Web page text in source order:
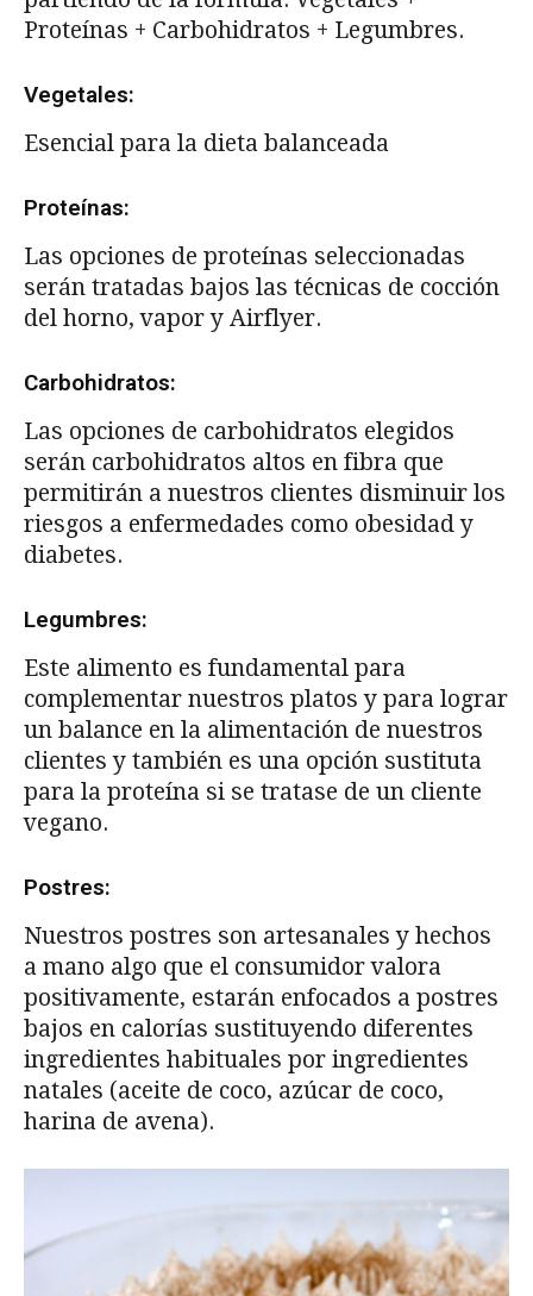
Proteínas + Carbohidratos + Legumbres.
Vegetales:
Esencial para la dieta balanceada
Proteínas:
Las opciones de proteínas seleccionadas
serán tratadas bajos las técnicas de cocción
del horno, vapor y Airflyer.
Carbohidratos:
Las opciones de carbohidratos elegidos
serán carbohidratos altos en fibra que
permitirán a nuestros clientes disminuir los
riesgos a enfermedades como obesidad y
diabetes.
Legumbres:
Este alimento es fundamental para
complementar nuestros platos y para lograr
un balance en la alimentación de nuestros
clientes y también es una opción sustituta
para la proteína si se tratase de un cliente
vegano.
Postres:
Nuestros postres son artesanales y hechos
a mano algo que el consumidor valora
positivamente, estarán enfocados a postres
bajos en calorías sustituyendo diferentes
ingredientes habituales por ingredientes
natales (aceite de coco, azúcar de coco,
harina de avena).